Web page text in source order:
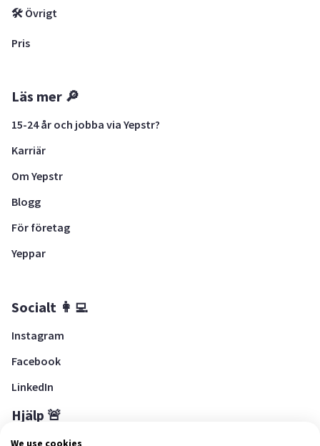
🛠 Övrigt
Pris
Läs mer 🔎
15-24 år och jobba via Yepstr?
Karriär
Om Yepstr
Blogg
För företag
Yeppar
Socialt 👩‍💻
Instagram
Facebook
LinkedIn
Hjälp 🚨
Hjälpcenter
We use cookies